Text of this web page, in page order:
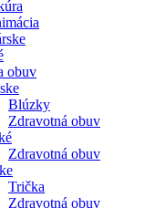
obuv
Blúzky
Zdravotná obuv
Zdravotná obuv
Trička
Zdravotná obuv